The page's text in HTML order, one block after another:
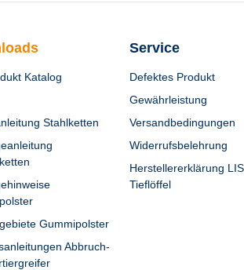
Katalog
Stahlketten
Gummipolster
Abbruch-
Service
Defektes Produkt
Gewährleistung
Versandbedingungen
Widerrufsbelehrung
Herstellererklärung LIS
Tieflöffel